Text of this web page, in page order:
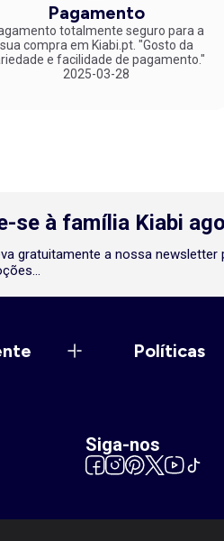
Pagamento
totalmente seguro para a
sua compra em Kiabi.pt. "Gosto da
e facilidade de pagamento."
2025-03-28
se à família Kiabi
gratuitamente a nossa newsletter
Políticas
Siga-nos